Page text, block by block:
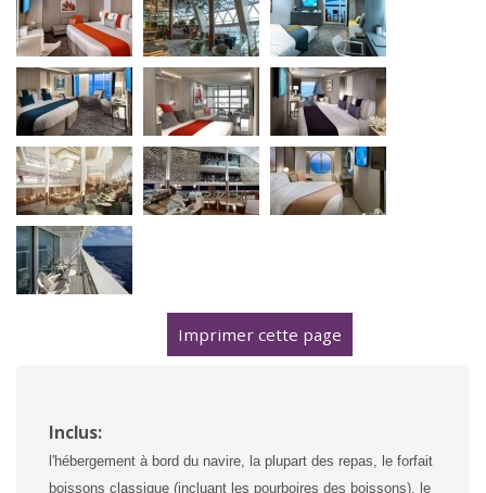
Imprimer cette page
Inclus:
l'hébergement à bord du navire, la plupart des repas, le forfait
boissons classique (incluant les pourboires des boissons), le